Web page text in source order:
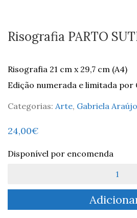
Risografia PARTO
Risografia 21 cm x 29,7 cm (A4)
Edição numerada e limitada por
Categorias: Arte, Gabriela Araújo
24,00€
Disponível por encomenda
Risografia
SUTRA